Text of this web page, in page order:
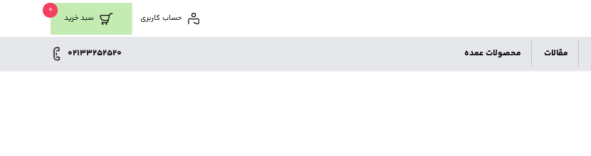
سبد خرید
0
حساب کاربری
مقالات محصولات عمده 02133252520